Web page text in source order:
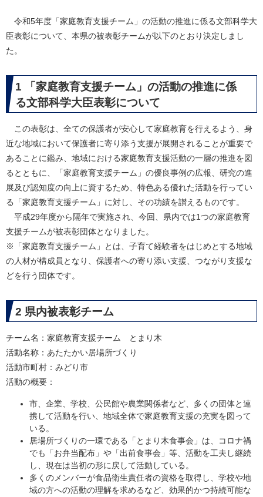
令和5年度「家庭教育支援チーム」の活動の推進に係る文部科学大
臣表彰について、本県の被表彰チームが以下のとおり決定しまし
た。
1 「家庭教育支援チーム」の活動の推進に係
る文部科学大臣表彰について
この表彰は、全ての保護者が安心して家庭教育を行えるよう、身
近な地域において保護者に寄り添う支援が展開されることが重要で
あることに鑑み、地域における家庭教育支援活動の一層の推進を図
るとともに、「家庭教育支援チーム」の優良事例の広報、研究の進
展及び認知度の向上に資するため、特色ある優れた活動を行ってい
る「家庭教育支援チーム」に対し、その功績を讃えるものです。
平成29年度から隔年で実施され、今回、県内では1つの家庭教育
支援チームが被表彰団体となりました。
※「家庭教育支援チーム」とは、子育て経験者をはじめとする地域
の人材が構成員となり、保護者への寄り添い支援、つながり支援な
どを行う団体です。
2 県内被表彰チーム
チーム名：家庭教育支援チーム とまり木
活動名称：あたたかい居場所づくり
活動市町村：みどり市
活動の概要：
市、企業、学校、公民館や農業関係者など、多くの団体と連
携して活動を行い、地域全体で家庭教育支援の充実を図って
いる。
居場所づくりの一環である「とまり木食事会」は、コロナ禍
でも「お弁当配布」や「出前食事会」等、活動を工夫し継続
し、現在は当初の形に戻して活動している。
多くのメンバーが食品衛生責任者の資格を取得し、学校や地
域の方への活動の理解を求めるなど、効果的かつ持続可能な